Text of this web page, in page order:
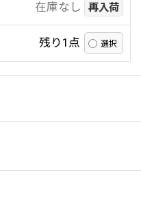
在庫なし 再入荷
残り1点